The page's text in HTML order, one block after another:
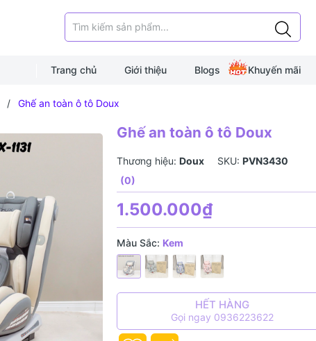
Trang chủ Giới thiệu Blogs Khuyến mãi
/ Ghế an toàn ô tô Doux
Ghế an toàn ô tô Doux
Thương hiệu: Doux SKU: PVN3430
(0)
1.500.000₫
Màu Sắc: Kem
HẾT HÀNG
Gọi ngay 0936223622